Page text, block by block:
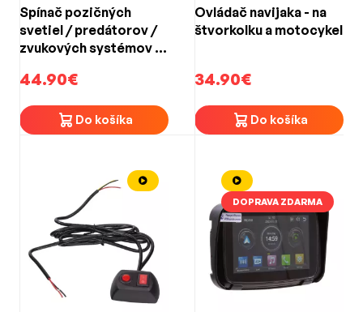
Spínač pozičných
svetiel / predátorov /
zvukových systémov -
44.90€
Do košíka
Ovládač navijaka - na
štvorkolku a motocykel
34.90€
Do košíka
DOPRAVA ZDARMA